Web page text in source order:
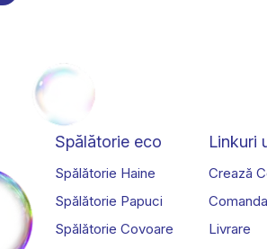
Spălătorie eco
Spălătorie Haine
Spălătorie Papuci
Spălătorie Covoare
Linkuri
Crează
Comanda
Livrare